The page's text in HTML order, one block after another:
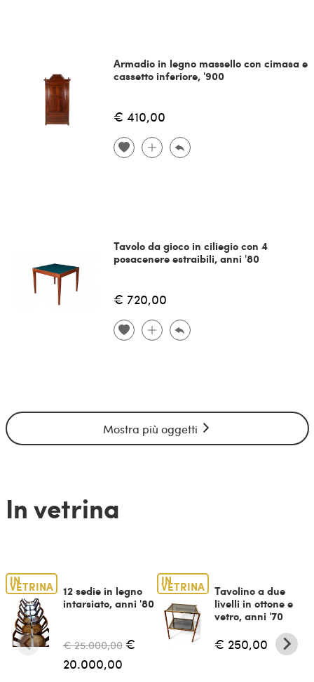
Armadio in legno massello con cimasa e
cassetto inferiore, '900
€ 410,00
Tavolo da gioco in ciliegio con 4
posacenere estraibili, anni '80
€ 720,00
Mostra più oggetti
In vetrina
IN
VETRINA
12 sedie in legno
intarsiato, anni '80
€ 25.000,00 €
20.000,00
IN
VETRINA
Tavolino a due
livelli in ottone e
vetro, anni '70
€ 250,00